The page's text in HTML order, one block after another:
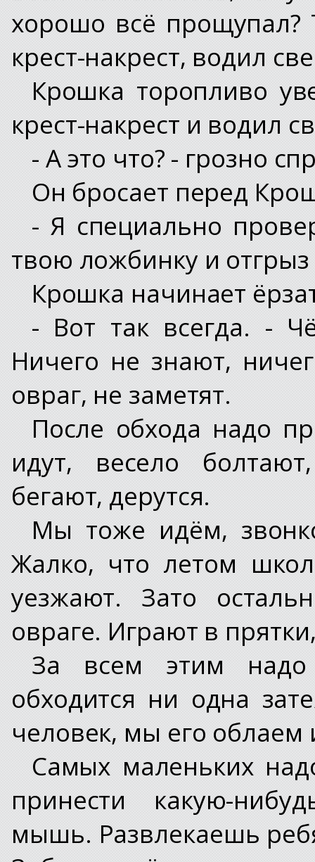
хорошо всё
крест-накрест, водил
Крошка торопливо
крест-накрест и водил
- А это что? - грозно
Он бросает перед
- Я специально
твою ложбинку и отгрыз
Крошка начинает
- Вот так всегда. -
Ничего не знают,
овраг, не заметят.
После обхода надо
идут, весело
бегают, дерутся.
Мы тоже идём,
Жалко, что летом
уезжают. Зато
овраге. Играют в
За всем этим
обходится ни одна
человек, мы его облаем
Самых маленьких
принести какую-
мышь. Развлекаешь